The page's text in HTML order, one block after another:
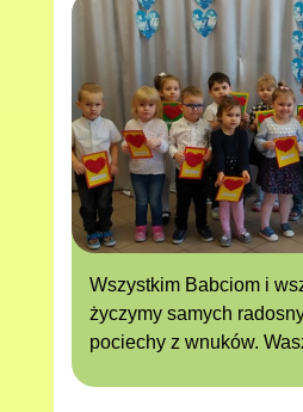
Wszystkim Babciom i
życzymy samych
pociechy z wnuków.